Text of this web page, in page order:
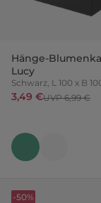
Hänge-
Lucy
Schwarz, L 100 x B 100 x H 130
mm
3,49 €UVP 6,99 €
-50%